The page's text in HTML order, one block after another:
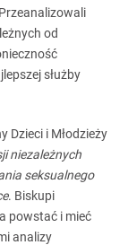
od
służby
Dzieci i Młodzieży
niezależnych
seksualnego
. Biskupi
powstać i mieć
analizy